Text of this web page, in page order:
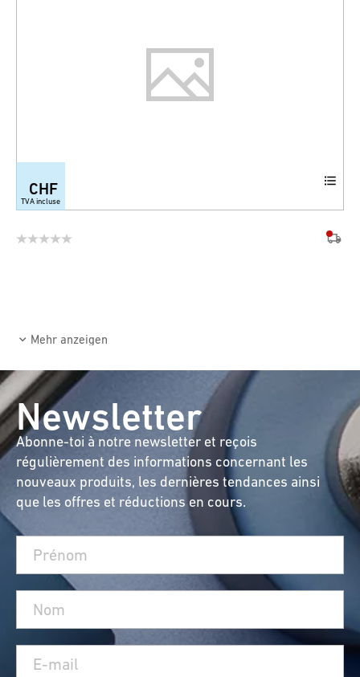
CHF
TVA incluse
Mehr anzeigen
Newsletter
Abonne-toi à notre newsletter et reçois
régulièrement des informations concernant les
nouveaux produits, les dernières tendances ainsi
que les offres et réductions en cours.